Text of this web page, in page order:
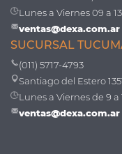
Lunes a Viernes 09 a
ventas@dexa.com.ar
SUCURSAL
(011) 5717-4793
Santiago del Estero
Lunes a Viernes de 9 a
ventas@dexa.com.ar